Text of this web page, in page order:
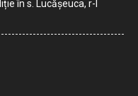
în s. Lucășeuca, r-l